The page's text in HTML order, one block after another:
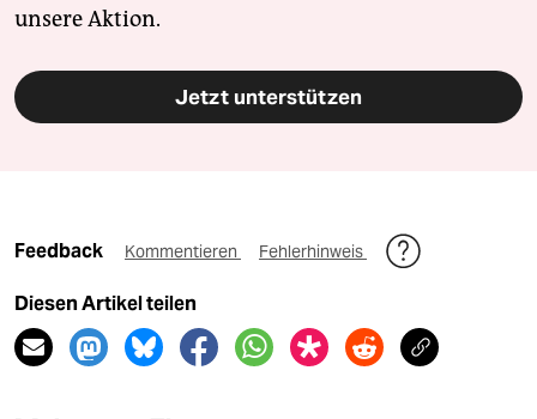
unsere Aktion.
Jetzt unterstützen
Feedback Kommentieren Fehlerhinweis
Diesen Artikel teilen